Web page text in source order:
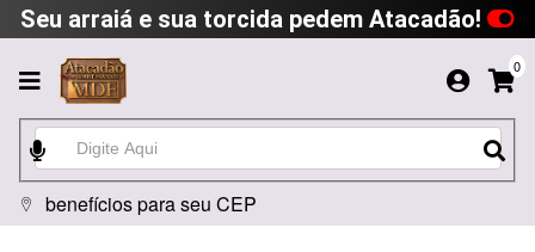
Seu arraiá e sua torcida pedem Atacadão!
0
benefícios para seu CEP